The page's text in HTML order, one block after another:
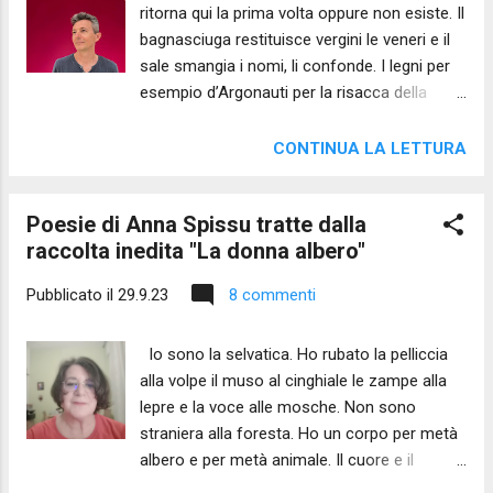
testo. Questa poesia non ti ama perché ti
desidera chi la scrive. Questa poesia si
attorciglia come serpe ferita ti si rivolta
contro - stai attento. Sa bene che se vinci
braccia che migrano e resterà mutilata.
ritorna qui la prima volta oppure non esiste. Il
bagnasciuga restituisce vergini le veneri e il
sale smangia i nomi, li confonde. I legni per
esempio d’Argonauti per la risacca della
tra il moto immoto delle acque e dei cieli. E
mai il bersaglio perché tutto è perfetto, non
c’è scarto. La scienza degli umani è proprio
nuvole d’insetti o licenziare i guerrieri silenti e
la risacca della mareggiata. Non possono
mancare mai il bersaglio i guerrieri silenti e
disarmati. ____ FINO A CHE SIA LIMPIDO
C’è un dettaglio importante in ogni storia e
un passaggio segreto anche per lui da cui
CONTINUA LA LETTURA
Poesie di Anna Spissu tratte dalla
raccolta inedita "La donna albero"
Pubblicato il 29.9.23 8 commenti
Io sono la selvatica. Ho rubato la pelliccia
alla volpe il muso al cinghiale le zampe alla
lepre e la voce alle mosche. Non sono
straniera alla foresta. Ho un corpo per metà
albero e per metà animale. Il cuore e il